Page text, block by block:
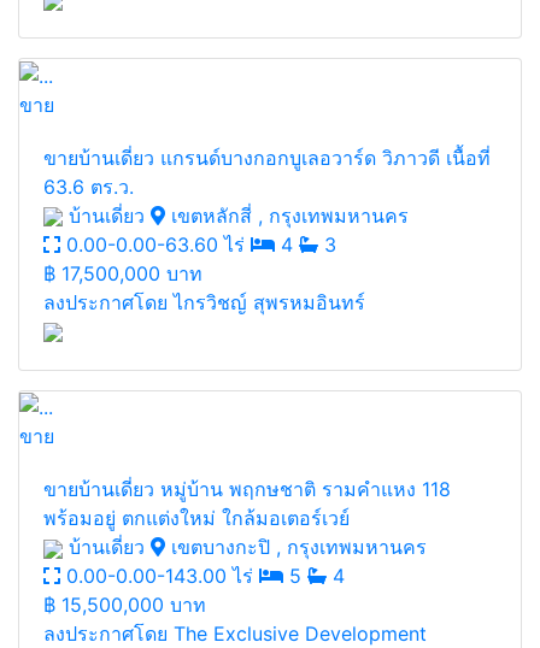
ขาย
ขายบ้านเดี่ยว แกรนด์บางกอกบูเลอวาร์ด วิภาวดี เนื้อที่
63.6 ตร.ว.
บ้านเดี่ยว
เขตหลักสี่ , กรุงเทพมหานคร
0.00-0.00-63.60 ไร่
4
3
฿ 17,500,000 บาท
ลงประกาศโดย ไกรวิชญ์ สุพรหมอินทร์
ขาย
ขายบ้านเดี่ยว หมู่บ้าน พฤกษชาติ รามคำแหง 118
พร้อมอยู่ ตกแต่งใหม่ ใกล้มอเตอร์เวย์
บ้านเดี่ยว
เขตบางกะปิ , กรุงเทพมหานคร
0.00-0.00-143.00 ไร่
5
4
฿ 15,500,000 บาท
ลงประกาศโดย The Exclusive Development